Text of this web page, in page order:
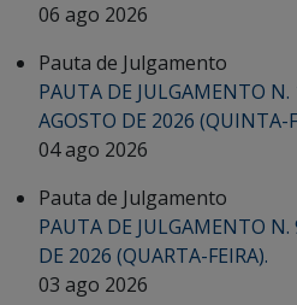
06 ago 2026
Pauta de Julgamento
PAUTA DE JULGAMENTO
AGOSTO DE 2026 (QUINTA-
04 ago 2026
Pauta de Julgamento
PAUTA DE JULGAMENTO
DE 2026 (QUARTA-FEIRA).
03 ago 2026